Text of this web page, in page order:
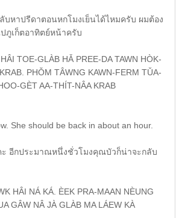
หาปรีดาตอนหกโมงเย็นได้ไหมครับ ผมต้อง
ภูเก็ตอาทิตย์หน้าครับ
TOE-GLÀB HǍ PREE-DA TAWN HÒK-
PHǑM TÂWNG KAWN-FERM TǓA-
GÈT AA-THÍT-NÂA KRAB
She should be back in about an hour.
อีกประมาณหนึ่งชั่วโมงคุณบัวก็น่าจะกลับ
HÂI NÁ KÁ. ÈEK PRA-MAAN NÈUNG
GÂW NÂ JÀ GLÀB MA LÁEW KÀ